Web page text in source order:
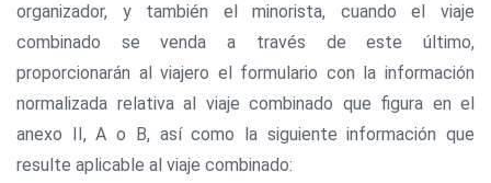
organizador, y también el minorista, cuando el viaje
combinado se venda a través de este último,
proporcionarán al viajero el formulario con la información
normalizada relativa al viaje combinado que figura en el
anexo II, A o B, así como la siguiente información que
resulte aplicable al viaje combinado: